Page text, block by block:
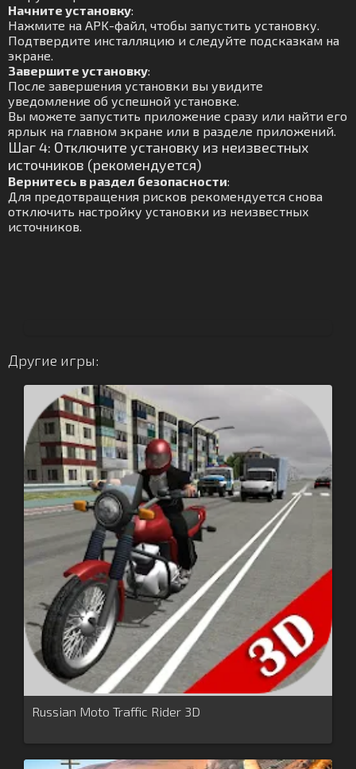
Начните установку:
Нажмите на APK-файл, чтобы запустить установку.
Подтвердите инсталляцию и следуйте подсказкам на
экране.
Завершите установку:
После завершения установки вы увидите
уведомление об успешной установке.
Вы можете запустить приложение сразу или найти его
ярлык на главном экране или в разделе приложений.
Шаг 4: Отключите установку из неизвестных
источников (рекомендуется)
Вернитесь в раздел безопасности:
Для предотвращения рисков рекомендуется снова
отключить настройку установки из неизвестных
источников.
Другие игры:
Russian Moto Traffic Rider 3D